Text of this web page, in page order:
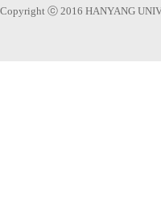
Copyright ⓒ 2016 HANYANG